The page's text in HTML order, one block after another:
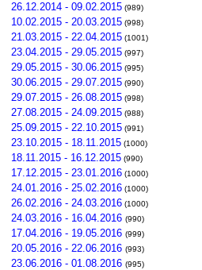
26.12.2014 - 09.02.2015 (989)
10.02.2015 - 20.03.2015 (998)
21.03.2015 - 22.04.2015 (1001)
23.04.2015 - 29.05.2015 (997)
29.05.2015 - 30.06.2015 (995)
30.06.2015 - 29.07.2015 (990)
29.07.2015 - 26.08.2015 (998)
27.08.2015 - 24.09.2015 (988)
25.09.2015 - 22.10.2015 (991)
23.10.2015 - 18.11.2015 (1000)
18.11.2015 - 16.12.2015 (990)
17.12.2015 - 23.01.2016 (1000)
24.01.2016 - 25.02.2016 (1000)
26.02.2016 - 24.03.2016 (1000)
24.03.2016 - 16.04.2016 (990)
17.04.2016 - 19.05.2016 (999)
20.05.2016 - 22.06.2016 (993)
23.06.2016 - 01.08.2016 (995)